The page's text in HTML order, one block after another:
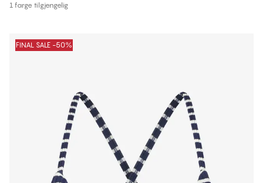
1 farge tilgjengelig
FINAL SALE -50%